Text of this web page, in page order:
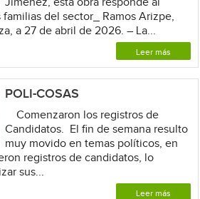
del sector_ Ramos Arizpe,
a 27 de abril de 2026. – La...
Leer más
POLI-COSAS
Comenzaron los registros de
Candidatos. El fin de semana resulto
muy movido en temas políticos, en
registros de candidatos, lo
sus...
Leer más